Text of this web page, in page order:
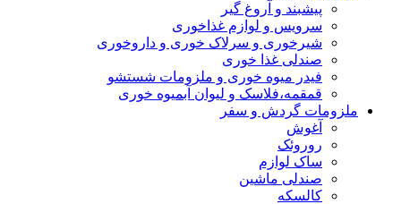
پیشبند و آروغ گیر
سرویس و لوازم غذاخوری
شیرخوری و سرلاک خوری و داروخوری
صندلی غذا خوری
فیدر میوه خوری و ملزومات شستشو
قمقمه،فلاسک و لیوان آبمیوه خوری
ملزومات گردش و سفر
آغوش
روروئک
ساک لوازم
صندلی ماشین
کالسکه